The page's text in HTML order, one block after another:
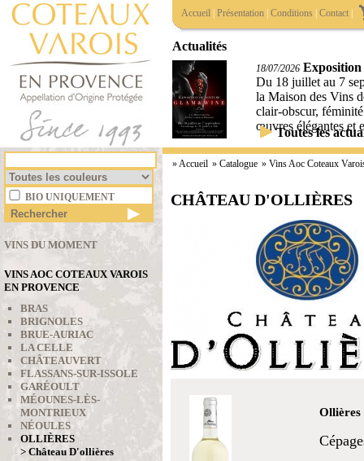
Accueil Présentation Conditions Contact
Actualités
18/07/2026
Du 18 juillet au 7
la Maison des Vins
clair-obscur,
œuvres élégantes et
Toutes les
BIO UNIQUEMENT
VINS DU MOMENT
VINS AOC COTEAUX VAROIS
EN PROVENCE
BRAS
BRIGNOLES
BRUE-AURIAC
LA CELLE
CHÂTEAUVERT
FLASSANS-SUR-ISSOLE
GARÉOULT
MÉOUNES-LÈS-
MONTRIEUX
NÉOULES
OLLIÈRES
> Château D'ollières
»Accueil » Catalogue » Vins Aoc Coteaux
CHÂTEAU D'OLLIÈRES
Ollières